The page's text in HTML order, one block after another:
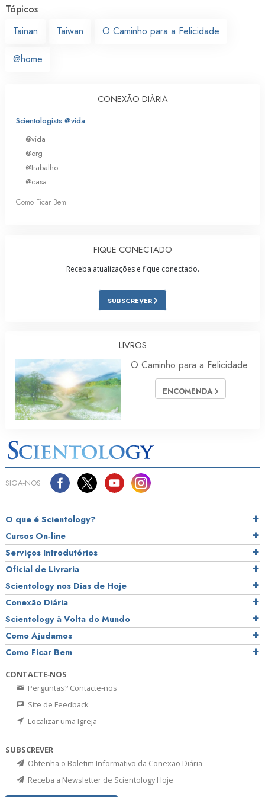
Tópicos
Tainan
Taiwan O Caminho para a Felicidade
@home
CONEXÃO DIÁRIA
Scientologists @vida
@vida
@org
@trabalho
@casa
Como Ficar Bem
FIQUE CONECTADO
Receba atualizações e fique conectado.
SUBSCREVER
LIVROS
O Caminho para a Felicidade
ENCOMENDA
SIGA‑NOS
O que é Scientology?
Cursos On‑line
Serviços Introdutórios
Oficial de Livraria
Scientology nos Dias de Hoje
Conexão Diária
Scientology à Volta do Mundo
Como Ajudamos
Como Ficar Bem
CONTACTE‑NOS
Perguntas? Contacte‑nos
Site de Feedback
Localizar uma Igreja
SUBSCREVER
Obtenha o Boletim Informativo da Conexão Diária
Receba a Newsletter de Scientology Hoje